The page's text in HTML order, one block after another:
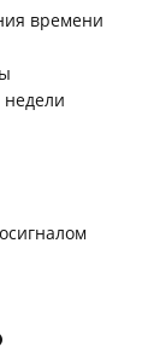
времени